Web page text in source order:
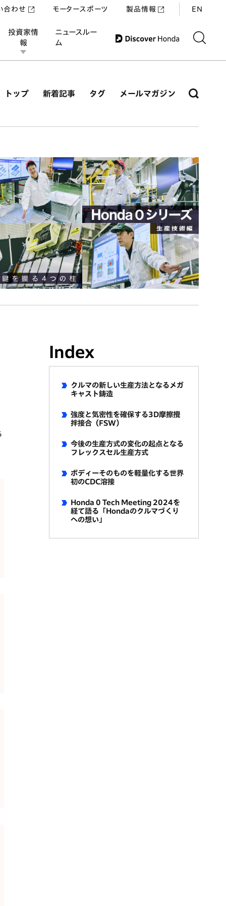
投資家情
報
ニュースルー
ム
合わせ モータースポーツ 製品情報 EN
トップ 新着記事 タグ メールマガジン
Index
クルマの新しい生産方法となるメガ
キャスト鋳造
強度と気密性を確保する3D摩擦攪
拌接合（FSW）
今後の生産方式の変化の起点となる
フレックスセル生産方式
ボディーそのものを軽量化する世界
初のCDC溶接
Honda 0 Tech Meeting 2024を
経て語る「Hondaのクルマづくり
への想い」